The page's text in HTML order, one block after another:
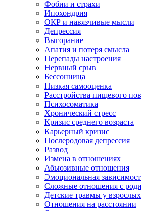
Фобии и страхи
Ипохондрия
ОКР и навязчивые мысли
Депрессия
Выгорание
Апатия и потеря смысла
Перепады настроения
Нервный срыв
Бессонница
Низкая самооценка
Расстройства пищевого
Психосоматика
Хронический стресс
Кризис среднего возраста
Карьерный кризис
Послеродовая депрессия
Развод
Измена в отношениях
Абьюзивные отношения
Эмоциональная
Сложные отношения с
Детские травмы у взрослых
Отношения на расстоянии